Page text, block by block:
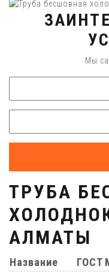
Мы
ТРУБА
АЛМАТЫ
Название ГОСТ